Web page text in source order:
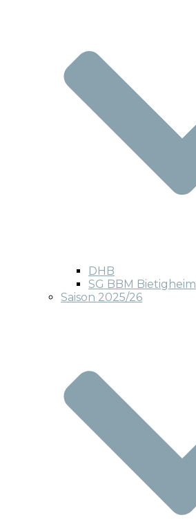
DHB
SG BBM Bietigheim
Saison 2025/26